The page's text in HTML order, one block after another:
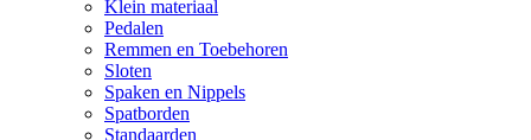
Klein materiaal
Pedalen
Remmen en Toebehoren
Sloten
Spaken en Nippels
Spatborden
Standaarden